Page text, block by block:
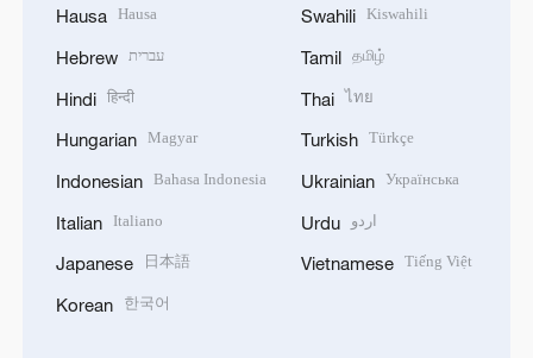
Hausa Hausa
Hebrew עברית
Hindi हिन्दी
Hungarian Magyar
Indonesian Bahasa Indonesia
Italian Italiano
Japanese 日本語
Korean 한국어
Swahili Kiswahili
Tamil தமிழ்
Thai ไทย
Turkish Türkçe
Ukrainian Українська
Urdu اردو
Vietnamese Tiếng Việt